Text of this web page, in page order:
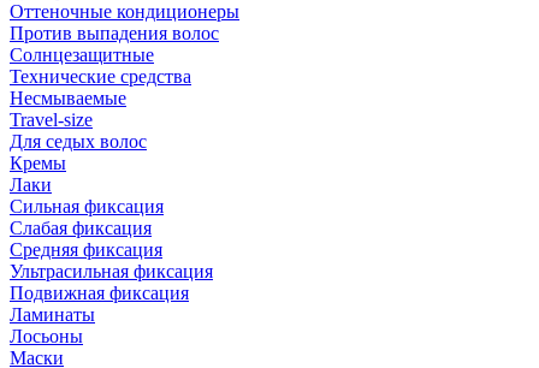
Оттеночные кондиционеры
Против выпадения волос
Солнцезащитные
Технические средства
Несмываемые
Travel-size
Для седых волос
Кремы
Лаки
Сильная фиксация
Слабая фиксация
Средняя фиксация
Ультрасильная фиксация
Подвижная фиксация
Ламинаты
Лосьоны
Маски